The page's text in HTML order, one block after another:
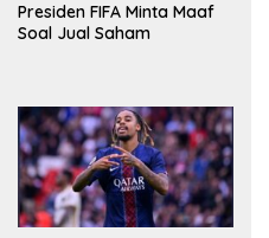
Presiden FIFA Minta Maaf
Soal Jual Saham